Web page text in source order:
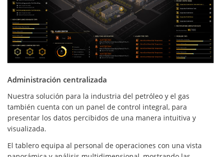
Administración centralizada
Nuestra solución para la industria del petróleo y el gas
también cuenta con un panel de control integral, para
presentar los datos percibidos de una manera intuitiva y
visualizada.
El tablero equipa al personal de operaciones con una vista